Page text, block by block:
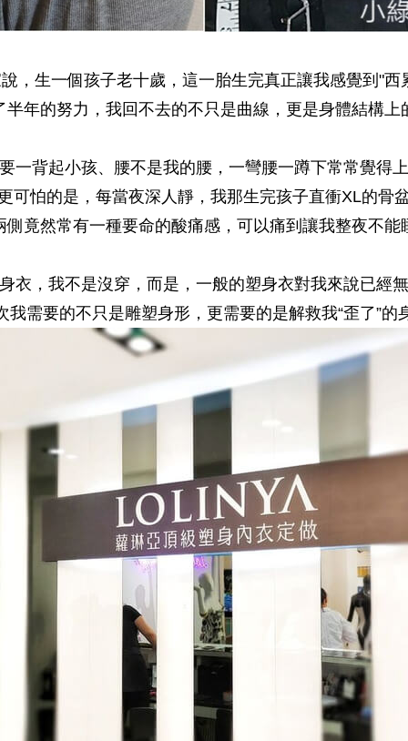
，生一個孩子老十歲，這一胎生完真正讓我感覺到"西
半年的努力，我回不去的不只是曲線，更是身體結構上
一背起小孩、腰不是我的腰，一彎腰一蹲下常常覺得
可怕的是，每當夜深人靜，我那生完孩子直衝XL的骨
側竟然常有一種要命的酸痛感，可以痛到讓我整夜不能
衣，我不是沒穿，而是，一般的塑身衣對我來說已經
我需要的不只是雕塑身形，更需要的是解救我“歪了”的